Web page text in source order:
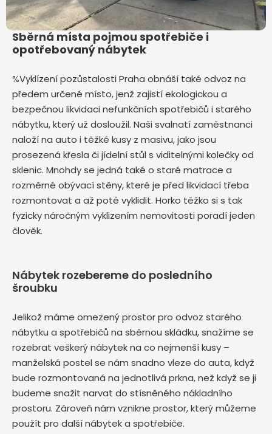
Sběrná místa pojmou spotřebiče i
opotřebovaný nábytek
%Vyklízení pozůstalosti Praha obnáší také odvoz na
předem určené místo, jenž zajistí ekologickou a
bezpečnou likvidaci nefunkčních spotřebičů i starého
nábytku, který už dosloužil. Naši svalnatí zaměstnanci
naloží na auto i těžké kusy z masivu, jako jsou
prosezená křesla či jídelní stůl s viditelnými kolečky od
sklenic. Mnohdy se jedná také o staré matrace a
rozměrné obývací stěny, které je před likvidací třeba
rozmontovat a až poté vyklidit. Horko těžko si s tak
fyzicky náročným vyklizením nemovitosti poradí jeden
člověk.
Nábytek rozebereme do posledního
šroubku
Jelikož máme omezený prostor pro odvoz starého
nábytku a spotřebičů na sběrnou skládku, snažíme se
rozebrat veškerý nábytek na co nejmenší kusy –
manželská postel se nám snadno vleze do auta, když
bude rozmontovaná na jednotlivá prkna, než když se ji
budeme snažit narvat do stísněného nákladního
prostoru. Zároveň nám vznikne prostor, který můžeme
použít pro další nábytek a spotřebiče.